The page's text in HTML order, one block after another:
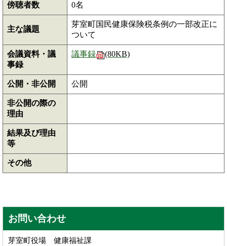
傍聴者数 0名
主な議題
芽室町国民健康保険税条例の一部改正に
ついて
会議資料・議
事録
議事録 (80KB)
公開・非公開 公開
非公開の際の
理由
結果及び理由
等
その他
お問い合わせ
芽室町役場 健康福祉課